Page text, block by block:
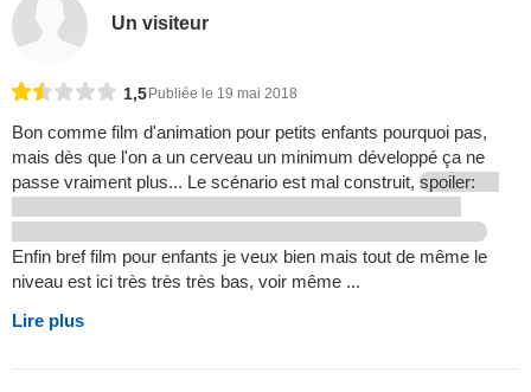
Un visiteur
1,5Publiée le 19 mai 2018
Bon comme film d'animation pour petits enfants pourquoi pas,
mais dès que l'on a un cerveau un minimum développé ça ne
passe vraiment plus... Le scénario est mal construit, spoiler:
Enfin bref film pour enfants je veux bien mais tout de même le
niveau est ici très très très bas, voir même ...
Lire plus